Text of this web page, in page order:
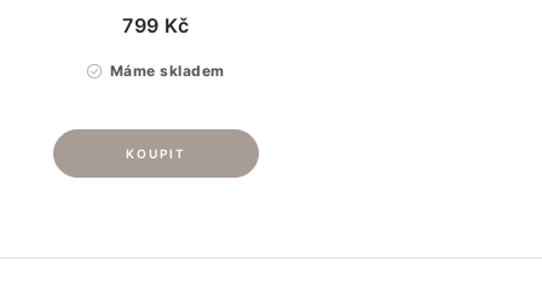
Máme skladem
799 Kč